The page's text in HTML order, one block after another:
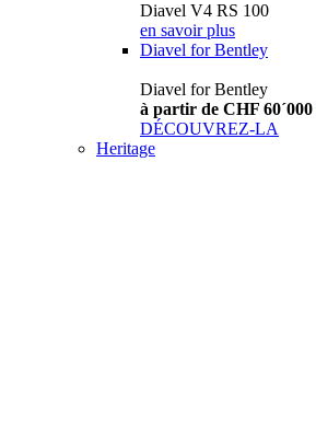
Diavel V4 RS 100
en savoir plus
Diavel for Bentley
Diavel for Bentley
à partir de CHF 60´000
DÉCOUVREZ-LA
Heritage